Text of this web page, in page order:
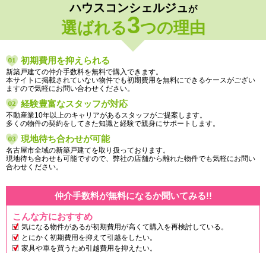
ハウスコンシェルジュが
選ばれる3つの理由
初期費用を抑えられる
新築戸建ての仲介手数料を無料で購入できます。
本サイトに掲載されていない物件でも初期費用を無料にできるケースがござい
ますので気軽にお問い合わせください。
経験豊富なスタッフが対応
不動産業10年以上のキャリアがあるスタッフがご提案します。
多くの物件の契約をしてきた知識と経験で親身にサポートします。
現地待ち合わせが可能
名古屋市全域の新築戸建てを取り扱っております。
現地待ち合わせも可能ですので、弊社の店舗から離れた物件でも気軽にお問い
合わせください。
仲介手数料が無料になるか聞いてみる!!
こんな方におすすめ
気になる物件があるが初期費用が高くて購入を再検討している。
とにかく初期費用を抑えて引越をしたい。
家具や車を買うため引越費用を抑えたい。